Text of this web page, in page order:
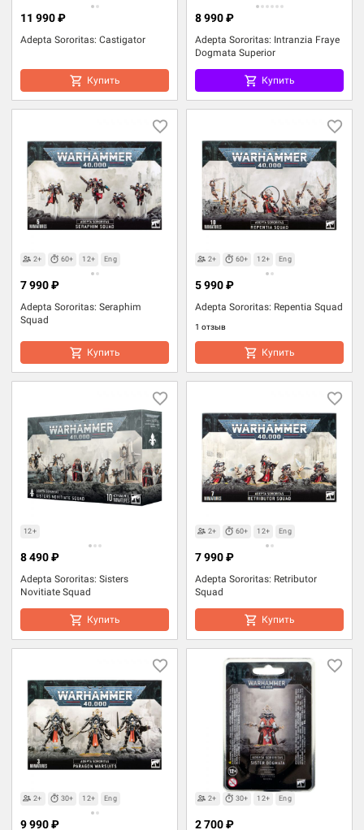
Adepta Sororitas: Castigator
11 990 ₽
Купить
Adepta Sororitas: Intranzia Fraye
Dogmata Superior
8 990 ₽
Купить
2+ 60+ 12+ Eng
Adepta Sororitas: Seraphim
Squad
7 990 ₽
Купить
2+ 60+ 12+ Eng
Adepta Sororitas: Repentia Squad
1 отзыв
5 990 ₽
Купить
12+
Adepta Sororitas: Sisters
Novitiate Squad
8 490 ₽
Купить
2+ 60+ 12+ Eng
Adepta Sororitas: Retributor
Squad
7 990 ₽
Купить
2+ 30+ 12+ Eng
9 990 ₽
2+ 30+ 12+ Eng
2 700 ₽